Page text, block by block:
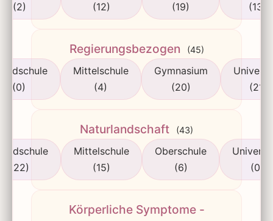
(2)
(12)
(19)
(13)
Regierungsbezogen (45)
(0)
Mittelschule
(4)
Gymnasium
(20)
(21)
Naturlandschaft (43)
(22)
Mittelschule
(15)
Oberschule
(6)
(0)
Körperliche Symptome -